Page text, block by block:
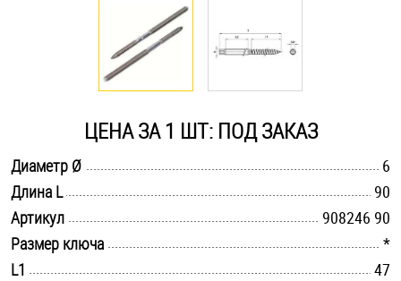
Оснастка и аксессуары для яхт
Саморезы и шурупы
Стопорные кольца
Такелаж
ЦЕНА ЗА 1 ШТ: ПОД ЗАКАЗ
Диаметр Ø
6
Длина L
90
Артикул
908246 90
Размер ключа
*
L1
47